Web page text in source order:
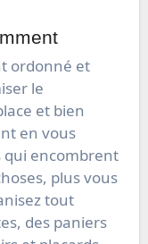
ordonné et
le
et bien
en vous
qui encombrent
plus vous
tout
des paniers